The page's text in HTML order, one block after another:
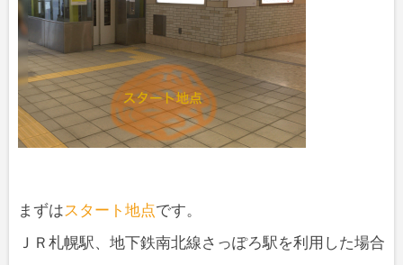
まずはスタート地点です。
ＪＲ札幌駅、地下鉄南北線さっぽろ駅を利用した場合